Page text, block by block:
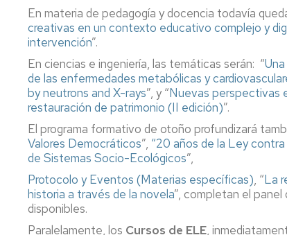
En materia de pedagogía y docencia todavía
creativas en un contexto educativo complejo y
intervención”.
En ciencias e ingeniería, las temáticas serán: “
de las enfermedades metabólicas y
by neutrons and X-rays”, y “Nuevas perspectivas
restauración de patrimonio (II edición)”.
El programa formativo de otoño profundizará
Valores Democráticos”, “20 años de la Ley
de Sistemas Socio-Ecológicos”,
Protocolo y Eventos (Materias específicas), “La
historia a través de la novela”, completan el panel
disponibles.
Paralelamente, los Cursos de ELE,